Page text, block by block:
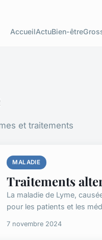
AccueilActuBien-être
et traitements
MALADIE
Traitements
La maladie de Lyme,
pour les patients et les
7 novembre 2024